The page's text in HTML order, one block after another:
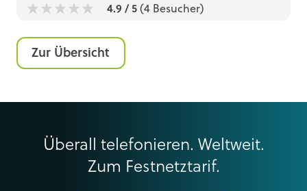
4.9 / 5 (4 Besucher)
Zur Übersicht
Überall telefonieren. Weltweit.
Zum Festnetztarif.